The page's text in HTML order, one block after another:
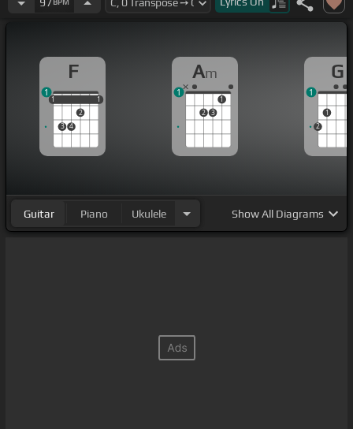
BPM
F
1
3 4
2
1
1 1
1
Am
2 3
1
1
G
2
1
1
Guitar Piano Ukulele ShowAll Diagrams